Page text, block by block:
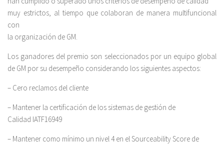
muy estrictos, al tiempo que colaboran de manera multifuncional
con
la organización de GM.
Los ganadores del premio son seleccionados por un equipo global
de GM por su desempeño considerando los siguientes aspectos:
– Cero reclamos del cliente
– Mantener la certificación de los sistemas de gestión de
Calidad IATF16949
– Mantener como mínimo un nivel 4 en el Sourceability Score de